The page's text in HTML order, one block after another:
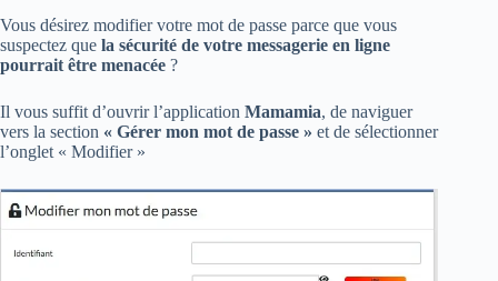
Vous désirez modifier votre mot de passe parce que vous
suspectez que la sécurité de votre messagerie en ligne
pourrait être menacée ?
Il vous suffit d’ouvrir l’application Mamamia, de naviguer
vers la section « Gérer mon mot de passe » et de sélectionner
l’onglet « Modifier »